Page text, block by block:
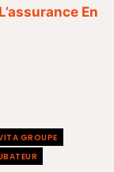
L’assurance En
GROUPE